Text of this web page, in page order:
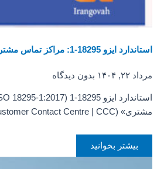
استاندارد ایزو 18295-1: مراکز تماس مشتریان
مرداد ۲۲, ۱۴۰۴ بدون دیدگاه
مشتری» (Customer Contact Centre | CCC)…
بیشتر بخوانید